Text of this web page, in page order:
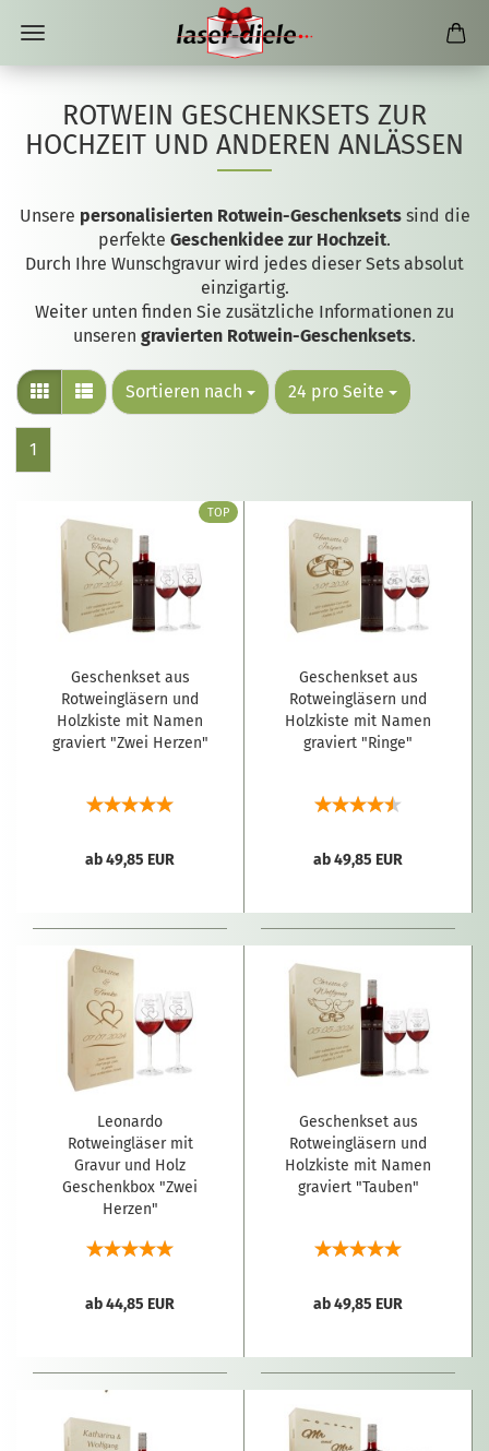
ROTWEIN GESCHENKSETS ZUR
HOCHZEIT UND ANDEREN ANLÄSSEN
Unsere personalisierten Rotwein-Geschenksetssind die
perfekte Geschenkidee zur Hochzeit.
Durch Ihre Wunschgravur wird jedes dieser Sets absolut
einzigartig.
Weiter unten finden Sie zusätzliche Informationen zu
unseren gravierten Rotwein-Geschenksets.
Sortieren nach 24 pro Seite
1
TOP
Geschenkset aus
Rotweingläsern und
Holzkiste mit Namen
graviert "Zwei Herzen"
ab 49,85 EUR
Geschenkset aus
Rotweingläsern und
Holzkiste mit Namen
graviert "Ringe"
ab 49,85 EUR
Leonardo
Rotweingläser mit
Gravur und Holz
Geschenkbox "Zwei
Herzen"
ab 44,85 EUR
Geschenkset aus
Rotweingläsern und
Holzkiste mit Namen
graviert "Tauben"
ab 49,85 EUR